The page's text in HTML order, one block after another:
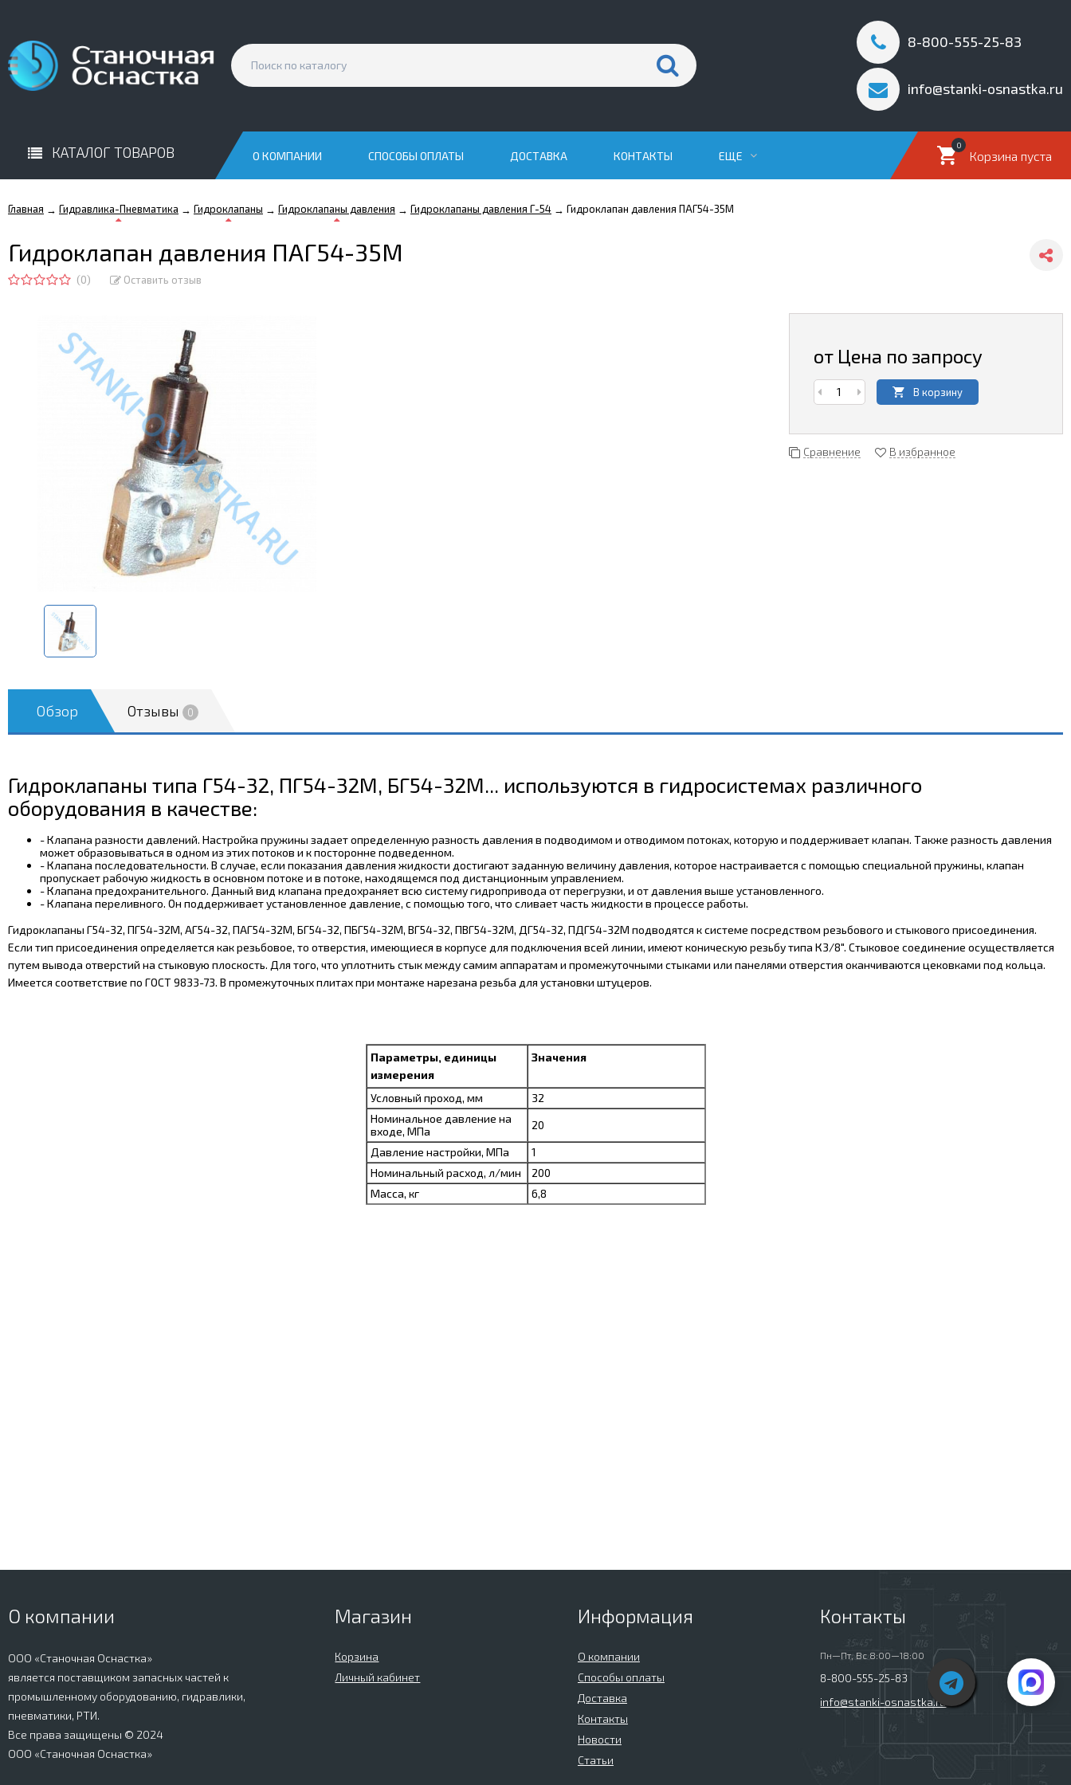
8-800-555-25-83
info@stanki-osnastka.ru
КАТАЛОГ ТОВАРОВ Корзина пуста
0
О КОМПАНИИ СПОСОБЫ ОПЛАТЫ ДОСТАВКА КОНТАКТЫ ЕЩЕ
Главная → Гидравлика-Пневматика → Гидроклапаны → Гидроклапаны давления → Гидроклапаны давления Г-54 → Гидроклапан давления ПАГ54-35М
Гидроклапан давления ПАГ54-35М
(0) Оставить отзыв
от Цена по запросу
В корзину
Сравнение В избранное
Обзор Отзывы 0
Гидроклапаны типа Г54-32, ПГ54-32М, БГ54-32М... используются в гидросистемах различного
оборудования в качестве:
- Клапана разности давлений. Настройка пружины задает определенную разность давления в подводимом и отводимом потоках, которую и поддерживает клапан. Также разность давления
может образовываться в одном из этих потоков и к посторонне подведенном.
- Клапана последовательности. В случае, если показания давления жидкости достигают заданную величину давления, которое настраивается с помощью специальной пружины, клапан
пропускает рабочую жидкость в основном потоке и в потоке, находящемся под дистанционным управлением.
- Клапана предохранительного. Данный вид клапана предохраняет всю систему гидропривода от перегрузки, и от давления выше установленного.
- Клапана переливного. Он поддерживает установленное давление, с помощью того, что сливает часть жидкости в процессе работы.
Гидроклапаны Г54-32, ПГ54-32М, АГ54-32, ПАГ54-32М, БГ54-32, ПБГ54-32М, ВГ54-32, ПВГ54-32М, ДГ54-32, ПДГ54-32М подводятся к системе посредством резьбового и стыкового присоединения.
Если тип присоединения определяется как резьбовое, то отверстия, имеющиеся в корпусе для подключения всей линии, имеют коническую резьбу типа К3/8". Стыковое соединение осуществляется
путем вывода отверстий на стыковую плоскость. Для того, что уплотнить стык между самим аппаратам и промежуточными стыками или панелями отверстия оканчиваются цековками под кольца.
Имеется соответствие по ГОСТ 9833-73. В промежуточных плитах при монтаже нарезана резьба для установки штуцеров.
Параметры, единицы
измерения
Значения
Условный проход, мм
32
Номинальное давление на
входе, МПа
20
Давление настройки, МПа
1
Номинальный расход, л/мин
200
Масса, кг
6,8
О компании
ООО «Станочная Оснастка»
является поставщиком запасных частей к
промышленному оборудованию, гидравлики,
пневматики, РТИ.
Все права защищены © 2024
ООО «Станочная Оснастка»
Магазин
Корзина
Личный кабинет
Информация
О компании
Способы оплаты
Доставка
Контакты
Новости
Статьи
Контакты
Пн—Пт, Вс 8:00—18:00
8-800-555-25-83
info@stanki-osnastka.ru